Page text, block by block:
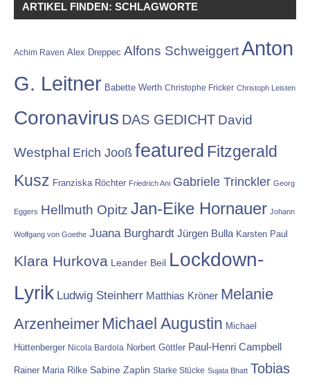
ARTIKEL FINDEN: SCHLAGWORTE
Achim Raven Alex Dreppec Alfons SchweiggertAnton
G. Leitner Babette Werth Christophe Fricker Christoph Leisten
Coronavirus DAS GEDICHT David
Westphal Erich Jooß featured Fitzgerald
Kusz Franziska Röchter Friedrich Ani Gabriele Trinckler Georg
Eggers Hellmuth Opitz Jan-Eike Hornauer Johann
Wolfgang von Goethe Juana Burghardt Jürgen Bulla Karsten Paul
Klara Hurkova Leander Beil Lockdown-
Lyrik Ludwig Steinherr Matthias Kröner Melanie
Arzenheimer Michael Augustin Michael
Hüttenberger Nicola Bardola Norbert Göttler Paul-Henri Campbell
Rainer Maria Rilke Sabine Zaplin Starke Stücke Sujata Bhatt Tobias